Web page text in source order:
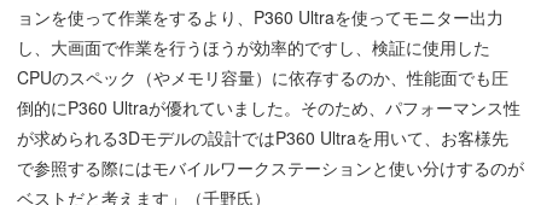
ョンを使って作業をするより、P360 Ultraを使ってモニター出力
し、大画面で作業を行うほうが効率的ですし、検証に使用した
CPUのスペック（やメモリ容量）に依存するのか、性能面でも圧
倒的にP360 Ultraが優れていました。そのため、パフォーマンス性
が求められる3Dモデルの設計ではP360 Ultraを用いて、お客様先
で参照する際にはモバイルワークステーションと使い分けするのが
ベストだと考えます」（千野氏）